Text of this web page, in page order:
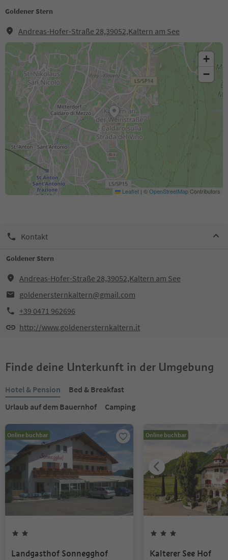
Goldener Stern
Andreas-Hofer-Straße 28,39052,Kaltern am See
+
−
Leaflet | ©OpenStreetMapContributors
Kontakt
Goldener Stern
Andreas-Hofer-Straße 28,39052,Kaltern am See
goldenersternkaltern@gmail.com
+39 0471 962696
http://www.goldenersternkaltern.it
Finde deine Unterkunft in der Umgebung
Hotel & Pension
Bed & Breakfast
Urlaub auf dem Bauernhof
Camping
Online buchbar
Landgasthof Sonnegghof
Online buchbar
Kalterer See Hof